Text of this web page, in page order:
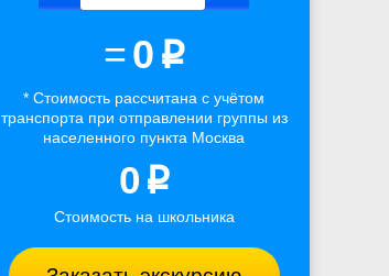
=0 p
* Стоимость рассчитанас учётом
транспорта при отправлении группы из
населенного пункта Москва
0 p
Стоимость на школьника